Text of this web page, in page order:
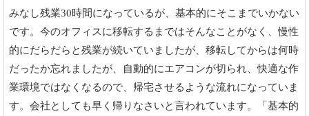
みなし残業30時間になっているが、基本的にそこまでいかない
です。今のオフィスに移転するまではそんなことがなく、慢性
的にだらだらと残業が続いていましたが、移転してからは何時
だったか忘れましたが、自動的にエアコンが切られ、快適な作
業環境ではなくなるので、帰宅させるような流れになっていま
す。会社としても早く帰りなさいと言われています。「基本的